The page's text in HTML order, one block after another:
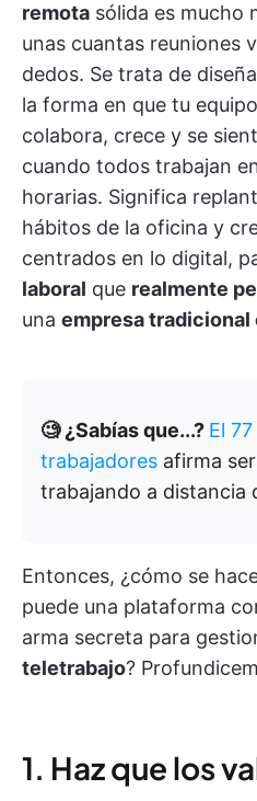
remota sólida es mucho
unas cuantas reuniones
dedos. Se trata de
la forma en que tu
colabora, crece y se
cuando todos trabajan
horarias. Significa
hábitos de la oficina y
centrados en lo digital,
laboral que realmente
una empresa
🧐 ¿Sabías que...? El
trabajadores afirma
trabajando a distancia
Entonces, ¿cómo se
puede una plataforma
arma secreta para
teletrabajo?
1. Haz que los